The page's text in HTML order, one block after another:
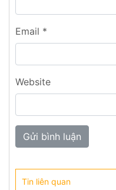
Email *
Website
Tin liên quan